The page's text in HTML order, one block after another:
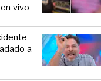
vivo
a